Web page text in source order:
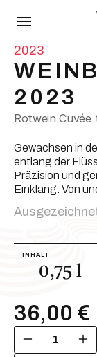
2023
2023
Rotwein Cuvée
Gewachsen in
entlang der
Präzision und
Einklang. Von
INHALT
0,75 l
36,00 €